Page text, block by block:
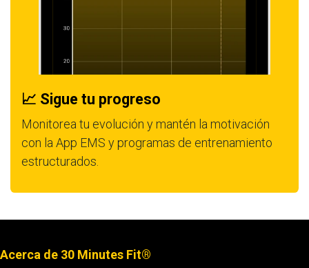
📈 Sigue tu progreso
Monitorea tu evolución y mantén la motivación
con la App EMS y programas de entrenamiento
estructurados.
Acerca de 30 Minutes Fit®